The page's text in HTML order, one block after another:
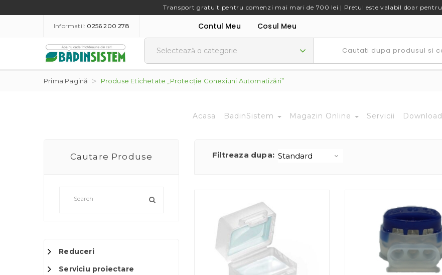
Transport gratuit pentru comenzi mai mari de 700 lei | Pretul este valabil doar pentru
Informatii: 0256 200 278 Contul Meu Cosul Meu
Prima Pagină Produse Etichetate „protecție Conexiuni Automatizări”
Acasa BadinSistem Magazin Online Servicii Download
Cautare Produse
Reduceri
Serviciu proiectare
Filtreaza dupa: